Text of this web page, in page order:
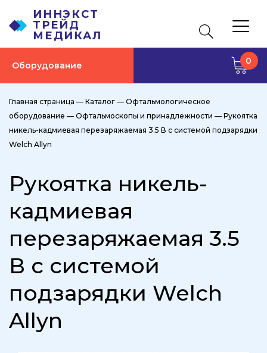
ИННЭКСТ
ТРЕЙД
МЕДИКАЛ
0
Оборудование
Главная страница — Каталог — Офтальмологическое
оборудование — Офтальмоскопы и принадлежности — Рукоятка
никель-кадмиевая перезаряжаемая 3.5 В с системой подзарядки
Welch Allyn
Рукоятка никель-
кадмиевая
перезаряжаемая 3.5
В с системой
подзарядки Welch
Allyn